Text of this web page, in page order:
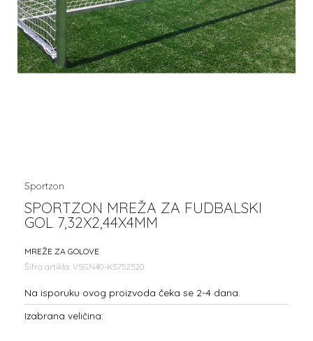
Sportzon
SPORTZON MREŽA ZA FUDBALSKI
GOL 7,32X2,44X4MM
MREŽE ZA GOLOVE
Šifra artikla: VSGN40-KS752520
Na isporuku ovog proizvoda čeka se 2-4 dana.
Izabrana veličina: